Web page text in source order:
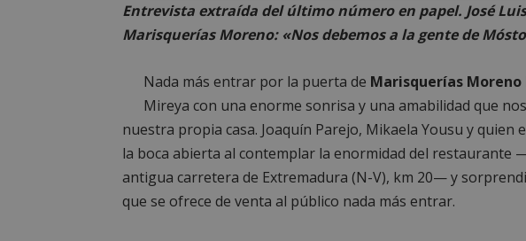
Entrevista extraída del último número en papel. José
Marisquerías Moreno: «Nos debemos a la gente de
Nada más entrar por la puerta de Marisquerías Moreno
Mireya con una enorme sonrisa y una amabilidad que
nuestra propia casa. Joaquín Parejo, Mikaela Yousu y quien
la boca abierta al contemplar la enormidad del restaurante
antigua carretera de Extremadura (N-V), km 20— y
que se ofrece de venta al público nada más entrar.